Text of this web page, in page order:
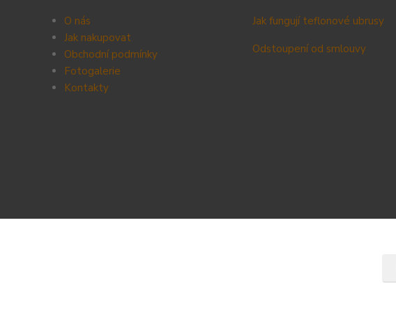
O nás
Jak nakupovat
Obchodní podmínky
Fotogalerie
Kontakty
Jak fungují teflonové ubrusy
Odstoupení od smlouvy